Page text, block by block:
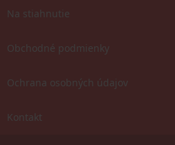
Na stiahnutie
Obchodné podmienky
Ochrana osobných údajov
Kontakt